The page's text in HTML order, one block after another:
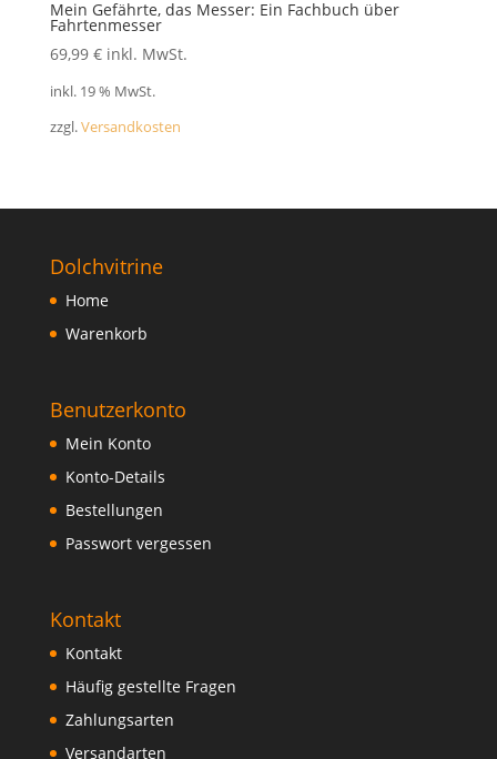
Mein Gefährte, das Messer: Ein Fachbuch über
Fahrtenmesser
69,99 € inkl. MwSt.
inkl. 19 % MwSt.
zzgl.Versandkosten
Dolchvitrine
Home
Warenkorb
Benutzerkonto
Mein Konto
Konto-Details
Bestellungen
Passwort vergessen
Kontakt
Kontakt
Häufig gestellte Fragen
Zahlungsarten
Versandarten